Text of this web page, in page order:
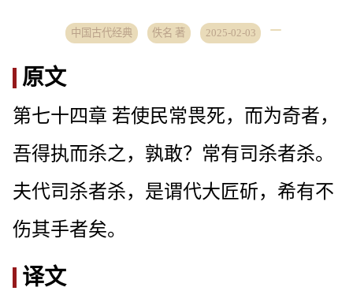
中国古代经典 佚名 著 2025-02-03
原文
第七十四章 若使民常畏死，而为奇者，
吾得执而杀之，孰敢？常有司杀者杀。
夫代司杀者杀，是谓代大匠斫，希有不
伤其手者矣。
译文